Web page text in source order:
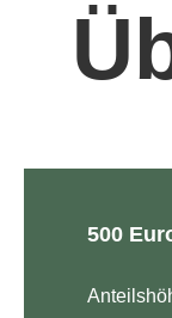
500